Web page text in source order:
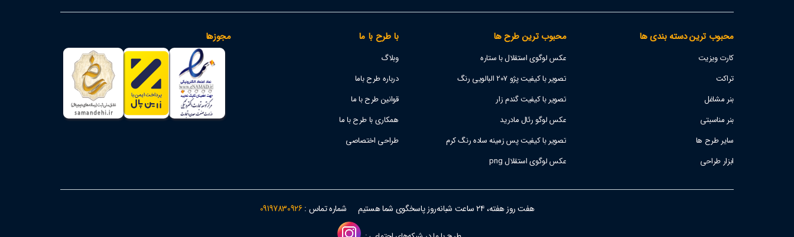
محبوب ترین دسته بندی ها
کارت ویزیت
تراکت
بنر مشاغل
بنر مناسبتی
سایر طرح ها
ابزار طراحی
محبوب ترین طرح ها
عکس لوگوی استقلال با ستاره
تصویر با کیفیت پژو 207 البالویی رنگ
تصویر با کیفیت گندم زار
عکس لوگو رئال مادرید
تصویر با کیفیت پس زمینه ساده رنگ کرم
عکس لوگوی استقلال png
با طرح با ما
وبلاگ
درباره طرح باما
قوانین طرح با ما
همکاری با طرح با ما
طراحی اختصاصی
مجوزها
هفت روز هفته، ۲۴ ساعت شبانه‌روز پاسخگوی شما هستیم شماره تماس :09197830926